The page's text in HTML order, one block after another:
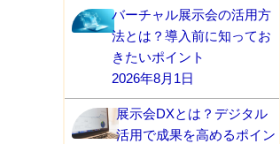
バーチャル展示会の活用方
法とは？導入前に知ってお
きたいポイント
2026年8月1日
展示会DXとは？デジタル
活用で成果を高めるポイン